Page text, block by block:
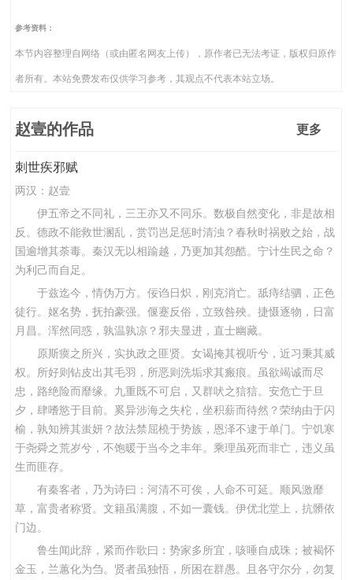
参考资料：
本节内容整理自网络（或由匿名网友上传），原作者已无法考证，版权归原作
者所有。本站免费发布仅供学习参考，其观点不代表本站立场。
赵壹的作品 更多
刺世疾邪赋
两汉： 赵壹
伊五帝之不同礼，三王亦又不同乐。数极自然变化，非是故相
反。德政不能救世溷乱，赏罚岂足惩时清浊？春秋时祸败之始，战
国逾增其荼毒。秦汉无以相踰越，乃更加其怨酷。宁计生民之命？
为利己而自足。
于兹迄今，情伪万方。佞诌日炽，刚克消亡。舐痔结驷，正色
徒行。妪名势，抚拍豪强。偃蹇反俗，立致咎殃。捷慑逐物，日富
月昌。浑然同惑，孰温孰凉？邪夫显进，直士幽藏。
原斯瘼之所兴，实执政之匪贤。女谒掩其视听兮，近习秉其威
权。所好则钻皮出其毛羽，所恶则洗垢求其瘢痕。虽欲竭诚而尽
忠，路绝险而靡缘。九重既不可启，又群吠之狺狺。安危亡于旦
夕，肆嗜慾于目前。奚异涉海之失柁，坐积薪而待然？荣纳由于闪
榆，孰知辨其蚩妍？故法禁屈橈于势族，恩泽不逮于单门。宁饥寒
于尧舜之荒岁兮，不饱暖于当今之丰年。乘理虽死而非亡，违义虽
生而匪存。
有秦客者，乃为诗曰：河清不可俟，人命不可延。顺风激靡
草，富贵者称贤。文籍虽满腹，不如一囊钱。伊优北堂上，抗髒依
门边。
鲁生闻此辞，紧而作歌曰：势家多所宜，咳唾自成珠；被褐怀
金玉，兰蕙化为刍。贤者虽独悟，所困在群愚。且各守尔分，勿复